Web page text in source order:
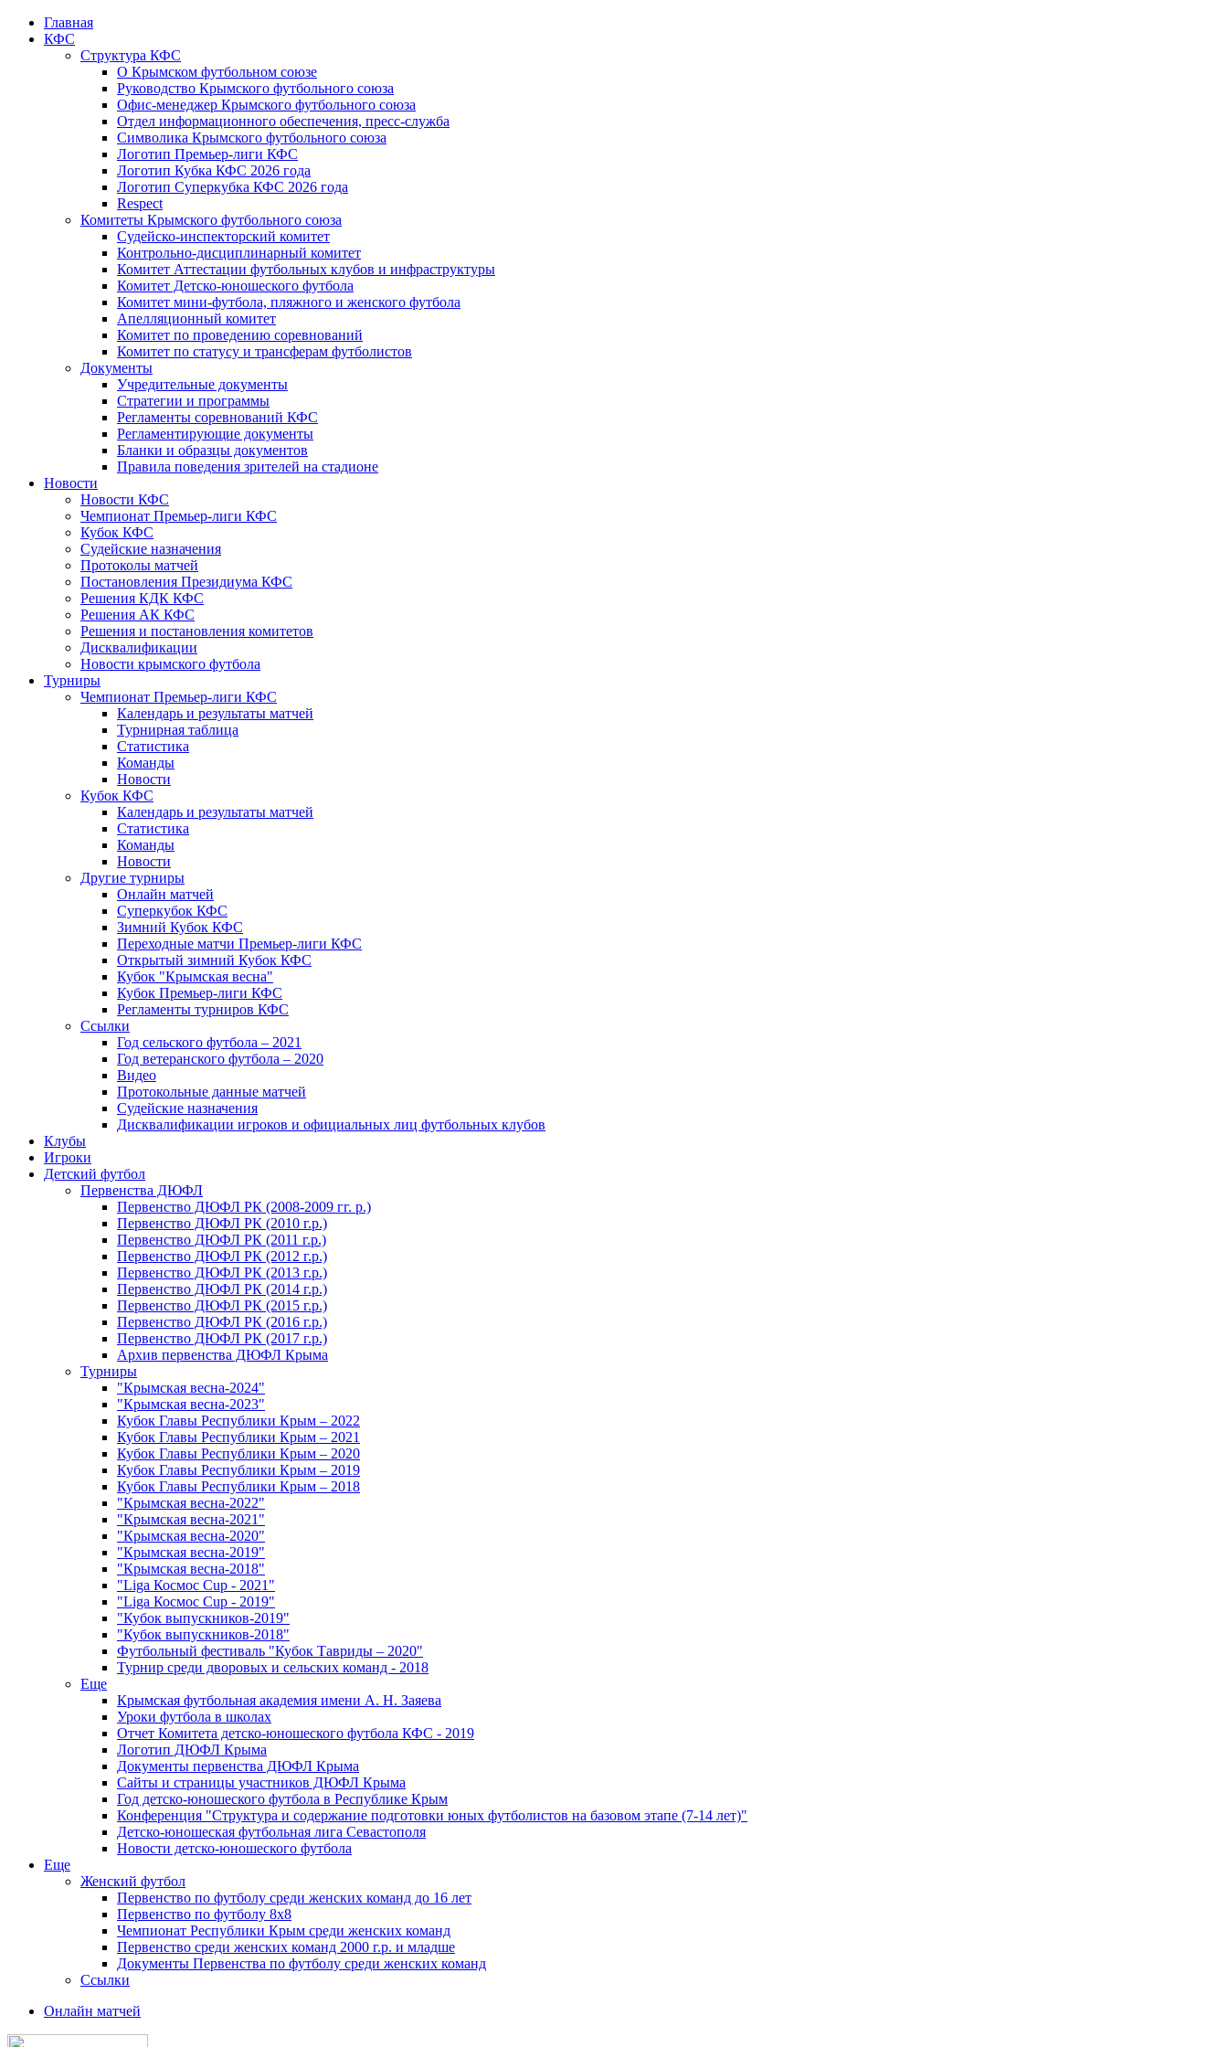
Главная
КФС
Структура КФС
О Крымском футбольном союзе
Руководство Крымского футбольного союза
Офис-менеджер Крымского футбольного союза
Отдел информационного обеспечения, пресс-служба
Символика Крымского футбольного союза
Логотип Премьер-лиги КФС
Логотип Кубка КФС 2026 года
Логотип Суперкубка КФС 2026 года
Respect
Комитеты Крымского футбольного союза
Судейско-инспекторский комитет
Контрольно-дисциплинарный комитет
Комитет Аттестации футбольных клубов и инфраструктуры
Комитет Детско-юношеского футбола
Комитет мини-футбола, пляжного и женского футбола
Апелляционный комитет
Комитет по проведению соревнований
Комитет по статусу и трансферам футболистов
Документы
Учредительные документы
Стратегии и программы
Регламенты соревнований КФС
Регламентирующие документы
Бланки и образцы документов
Правила поведения зрителей на стадионе
Новости
Новости КФС
Чемпионат Премьер-лиги КФС
Кубок КФС
Судейские назначения
Протоколы матчей
Постановления Президиума КФС
Решения КДК КФС
Решения АК КФС
Решения и постановления комитетов
Дисквалификации
Новости крымского футбола
Турниры
Чемпионат Премьер-лиги КФС
Календарь и результаты матчей
Турнирная таблица
Статистика
Команды
Новости
Кубок КФС
Календарь и результаты матчей
Статистика
Команды
Новости
Другие турниры
Онлайн матчей
Суперкубок КФС
Зимний Кубок КФС
Переходные матчи Премьер-лиги КФС
Открытый зимний Кубок КФС
Кубок "Крымская весна"
Кубок Премьер-лиги КФС
Регламенты турниров КФС
Ссылки
Год сельского футбола – 2021
Год ветеранского футбола – 2020
Видео
Протокольные данные матчей
Судейские назначения
Дисквалификации игроков и официальных лиц футбольных клубов
Клубы
Игроки
Детский футбол
Первенства ДЮФЛ
Первенство ДЮФЛ РК (2008-2009 гг. р.)
Первенство ДЮФЛ РК (2010 г.р.)
Первенство ДЮФЛ РК (2011 г.р.)
Первенство ДЮФЛ РК (2012 г.р.)
Первенство ДЮФЛ РК (2013 г.р.)
Первенство ДЮФЛ РК (2014 г.р.)
Первенство ДЮФЛ РК (2015 г.р.)
Первенство ДЮФЛ РК (2016 г.р.)
Первенство ДЮФЛ РК (2017 г.р.)
Архив первенства ДЮФЛ Крыма
Турниры
"Крымская весна-2024"
"Крымская весна-2023"
Кубок Главы Республики Крым – 2022
Кубок Главы Республики Крым – 2021
Кубок Главы Республики Крым – 2020
Кубок Главы Республики Крым – 2019
Кубок Главы Республики Крым – 2018
"Крымская весна-2022"
"Крымская весна-2021"
"Крымская весна-2020"
"Крымская весна-2019"
"Крымская весна-2018"
"Liga Космос Cup - 2021"
"Liga Космос Cup - 2019"
"Кубок выпускников-2019"
"Кубок выпускников-2018"
Футбольный фестиваль "Кубок Тавриды – 2020"
Турнир среди дворовых и сельских команд - 2018
Еще
Крымская футбольная академия имени А. Н. Заяева
Уроки футбола в школах
Отчет Комитета детско-юношеского футбола КФС - 2019
Логотип ДЮФЛ Крыма
Документы первенства ДЮФЛ Крыма
Сайты и страницы участников ДЮФЛ Крыма
Год детско-юношеского футбола в Республике Крым
Конференция "Структура и содержание подготовки юных футболистов на базовом этапе (7-14 лет)"
Детско-юношеская футбольная лига Севастополя
Новости детско-юношеского футбола
Еще
Женский футбол
Первенство по футболу среди женских команд до 16 лет
Первенство по футболу 8х8
Чемпионат Республики Крым среди женских команд
Первенство среди женских команд 2000 г.р. и младше
Документы Первенства по футболу среди женских команд
Ссылки
Онлайн матчей